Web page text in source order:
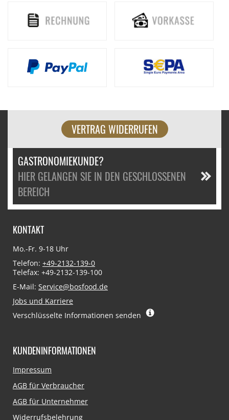
VERTRAG WIDERRUFEN
GASTRONOMIEKUNDE?
HIER GELANGEN SIE IN DEN GESCHLOSSENEN
BEREICH
KONTAKT
Mo.-Fr. 9-18 Uhr
Telefon: +49-2132-139-0
Telefax: +49-2132-139-100
E-Mail: Service@bosfood.de
Jobs und Karriere
Verschlüsselte Informationen senden
KUNDENINFORMATIONEN
Navigation
Impressum
AGB für Verbraucher
AGB für Unternehmer
Widerrufsbelehrung